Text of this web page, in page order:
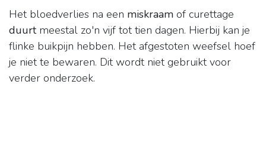
Het bloedverlies na een miskraam of curettage
duurtmeestal zo'n vijf tot tien dagen. Hierbij kan je
flinke buikpijn hebben. Het afgestoten weefsel hoef
je niet te bewaren. Dit wordt niet gebruikt voor
verder onderzoek.